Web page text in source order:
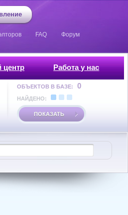
FAQ Форум
центр Работа у нас
ОБЪЕКТОВ В БАЗЕ: 0
НАЙДЕНО:
ПОКАЗАТЬ